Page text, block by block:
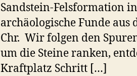
Sandstein-Felsformation
archäologische Funde aus
Chr. Wir folgen den
um die Steine ranken,
Kraftplatz Schritt […]